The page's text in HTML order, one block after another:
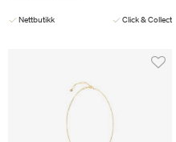
Nettbutikk Click & Collect